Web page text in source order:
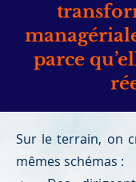
parce
Sur le terrain, on
mêmes schémas :